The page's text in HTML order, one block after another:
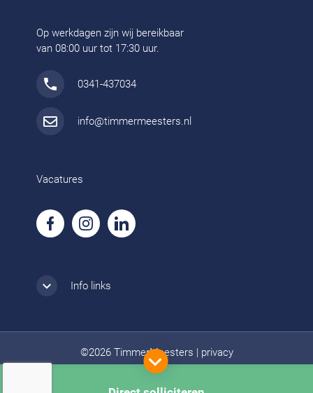
Op werkdagen zijn wij bereikbaar
van 08:00 uur tot 17:30 uur.
0341-437034
info@timmermeesters.nl
Vacatures
Info links
©2026 TimmerMeesters privacy